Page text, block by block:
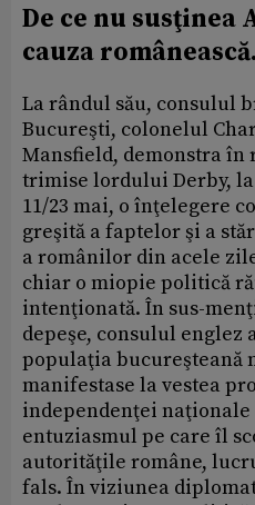
De ce nu susţinea
cauza românească.
La rândul său, consulul
Bucureşti, colonelul
Mansfield, demonstra în
trimise lordului Derby, la
11/23 mai, o înţelegere
greşită a faptelor şi a
a românilor din acele
chiar o miopie politică
intenţionată. În sus-
depeşe, consulul englez
populaţia bucureşteană
manifestase la vestea
independenţei naţionale
entuziasmul pe care îl
autorităţile române,
fals. În viziunea